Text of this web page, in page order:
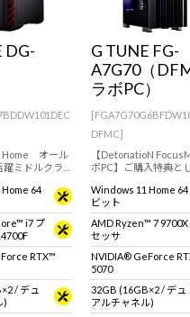
11
DG-
Home オール
躍ミドルクラ
ンテル Core i7
14700F 搭載。
プレイや動画
おすすめです。
64
i7 プ
RTX™
/ デュ
)
G TUNE FG-
A7G70（
ラボPC）
DFMC]
【DetonatioN
ボPC】ご購入特典と
いた方に、オリジナ
ルティをプレゼント。
Windows 11 Home 64
ビット
AMD Ryzen™ 7 9700X
セッサ
NVIDIA® GeForce
5070
32GB (16GB×2 / デュ
アルチャネル)